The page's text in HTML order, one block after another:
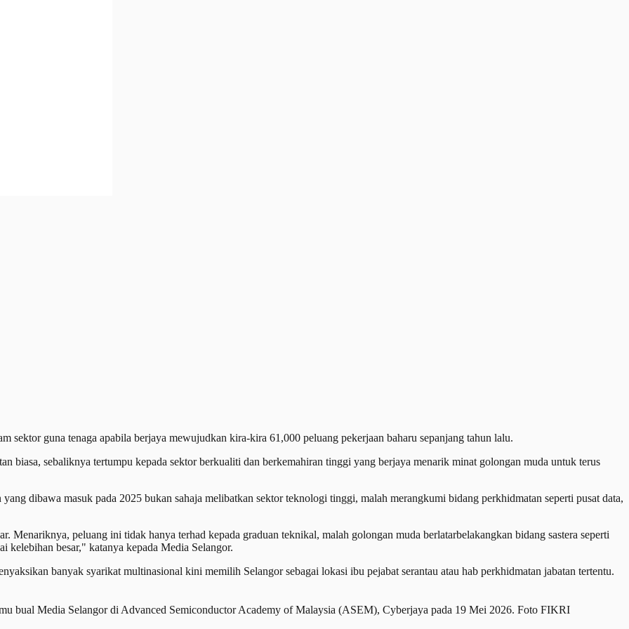
sektor guna tenaga apabila berjaya mewujudkan kira-kira 61,000 peluang pekerjaan baharu sepanjang tahun lalu.
biasa, sebaliknya tertumpu kepada sektor berkualiti dan berkemahiran tinggi yang berjaya menarik minat golongan muda untuk terus
dibawa masuk pada 2025 bukan sahaja melibatkan sektor teknologi tinggi, malah merangkumi bidang perkhidmatan seperti pusat data,
Menariknya, peluang ini tidak hanya terhad kepada graduan teknikal, malah golongan muda berlatarbelakangkan bidang sastera seperti
kelebihan besar," katanya kepada Media Selangor.
banyak syarikat multinasional kini memilih Selangor sebagai lokasi ibu pejabat serantau atau hab perkhidmatan jabatan tertentu.
bual Media Selangor di Advanced Semiconductor Academy of Malaysia (ASEM), Cyberjaya pada 19 Mei 2026. Foto FIKRI